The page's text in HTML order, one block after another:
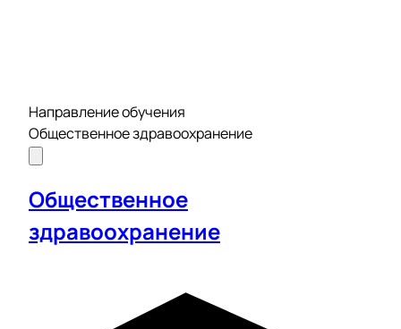
Направление обучения
Общественное здравоохранение
Общественное
здравоохранение